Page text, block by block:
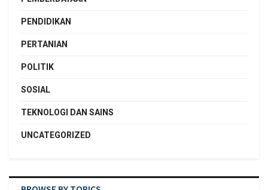
PENDIDIKAN
PERTANIAN
POLITIK
SOSIAL
TEKNOLOGI DAN SAINS
UNCATEGORIZED